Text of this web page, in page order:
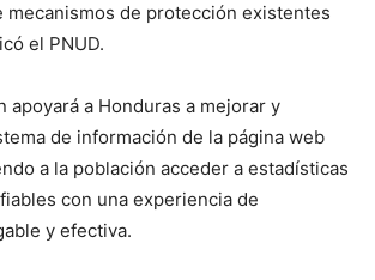
mecanismos de protección existentes
el PNUD.
apoyará a Honduras a mejorar y
de información de la página web
a la población acceder a estadísticas
con una experiencia de
y efectiva.